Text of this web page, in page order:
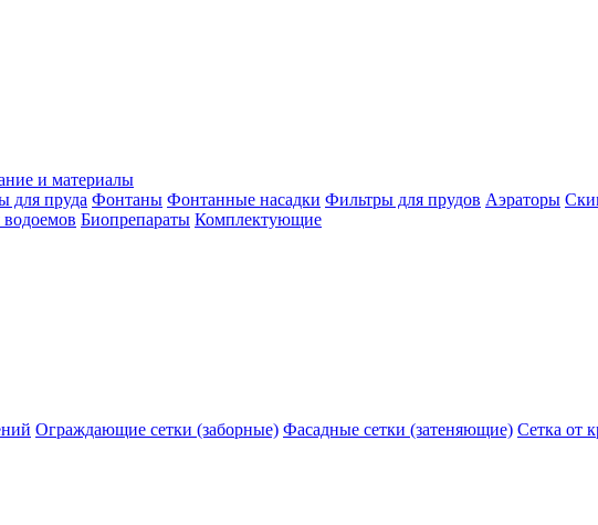
и материалы
для пруда Фонтаны Фонтанные насадки Фильтры для прудов Аэраторы
Биопрепараты Комплектующие
Ограждающие сетки (заборные) Фасадные сетки (затеняющие) Сетка от